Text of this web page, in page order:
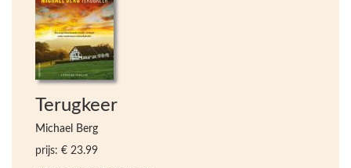
Terugkeer
Michael Berg
prijs: € 23.99